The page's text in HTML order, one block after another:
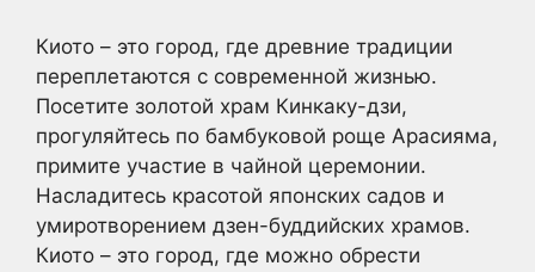
Киото – это город, где древние традиции
переплетаются с современной жизнью.
Посетите золотой храм Кинкаку-дзи,
прогуляйтесь по бамбуковой роще Арасияма,
примите участие в чайной церемонии.
Насладитесь красотой японских садов и
умиротворением дзен-буддийских храмов.
Киото – это город, где можно обрести